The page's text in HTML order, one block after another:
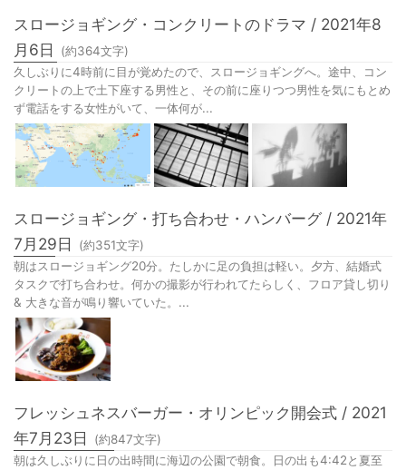
スロージョギング・コンクリートのドラマ / 2021年8
月6日
(約364文字)
久しぶりに4時前に目が覚めたので、スロージョギングへ。途中、コン
クリートの上で土下座する男性と、その前に座りつつ男性を気にもとめ
ず電話をする女性がいて、一体何が...
スロージョギング・打ち合わせ・ハンバーグ / 2021年
7月29日
(約351文字)
朝はスロージョギング20分。たしかに足の負担は軽い。夕方、結婚式
タスクで打ち合わせ。何かの撮影が行われてたらしく、フロア貸し切り
& 大きな音が鳴り響いていた。...
フレッシュネスバーガー・オリンピック開会式 / 2021
年7月23日
(約847文字)
朝は久しぶりに日の出時間に海辺の公園で朝食。日の出も4:42と夏至